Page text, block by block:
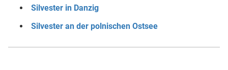
Silvester in Danzig
Silvester an der polnischen Ostsee